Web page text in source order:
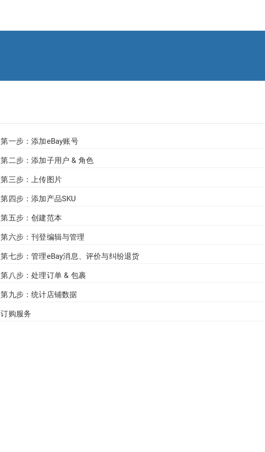
第一步：添加eBay账号
第二步：添加子用户 & 角色
第三步：上传图片
第四步：添加产品SKU
第五步：创建范本
第六步：刊登编辑与管理
第七步：管理eBay消息、评价与纠纷退货
第八步：处理订单 & 包裹
第九步：统计店铺数据
订购服务